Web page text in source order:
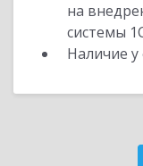
на
системы
Наличие